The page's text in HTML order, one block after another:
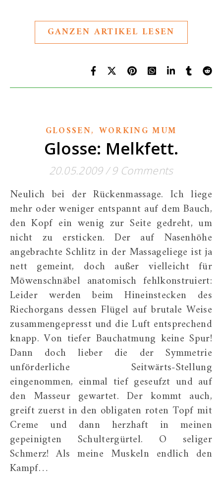
GANZEN ARTIKEL LESEN
GLOSSEN, WORKING MUM
Glosse: Melkfett.
20.05.2009/ 9 Comments
Neulich bei der Rückenmassage. Ich liege
mehr oder weniger entspannt auf dem Bauch,
den Kopf ein wenig zur Seite gedreht, um
nicht zu ersticken. Der auf Nasenhöhe
angebrachte Schlitz in der Massageliege ist ja
nett gemeint, doch außer vielleicht für
Möwenschnäbel anatomisch fehlkonstruiert:
Leider werden beim Hineinstecken des
Riechorgans dessen Flügel auf brutale Weise
zusammengepresst und die Luft entsprechend
knapp. Von tiefer Bauchatmung keine Spur!
Dann doch lieber die der Symmetrie
unförderliche Seitwärts-Stellung
eingenommen, einmal tief geseufzt und auf
den Masseur gewartet. Der kommt auch,
greift zuerst in den obligaten roten Topf mit
Creme und dann herzhaft in meinen
gepeinigten Schultergürtel. O seliger
Schmerz! Als meine Muskeln endlich den
Kampf…